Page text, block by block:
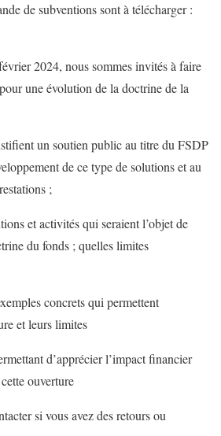
de subventions sont à télécharger :
2024, nous sommes invités à faire
une évolution de la doctrine de la
un soutien public au titre du FSDP
de ce type de solutions et au
;
et activités qui seraient l’objet de
du fonds ; quelles limites
concrets qui permettent
et leurs limites
d’apprécier l’impact financier
ouverture
si vous avez des retours ou